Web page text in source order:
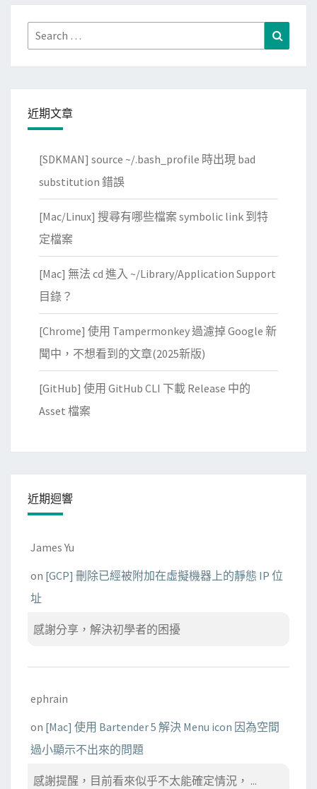
Search
for:
近期文章
[SDKMAN] source ~/.bash_profile 時出現 bad
substitution 錯誤
[Mac/Linux] 搜尋有哪些檔案 symbolic link 到特
定檔案
[Mac] 無法 cd 進入 ~/Library/Application Support
目錄？
[Chrome] 使用 Tampermonkey 過濾掉 Google 新
聞中，不想看到的文章(2025新版)
[GitHub] 使用 GitHub CLI 下載 Release 中的
Asset 檔案
近期迴響
James Yu
on [GCP] 刪除已經被附加在虛擬機器上的靜態 IP 位
址
感謝分享，解決初學者的困擾
ephrain
on [Mac] 使用 Bartender 5 解決 Menu icon 因為空間
過小顯示不出來的問題
感謝提醒，目前看來似乎不太能確定情況， ...